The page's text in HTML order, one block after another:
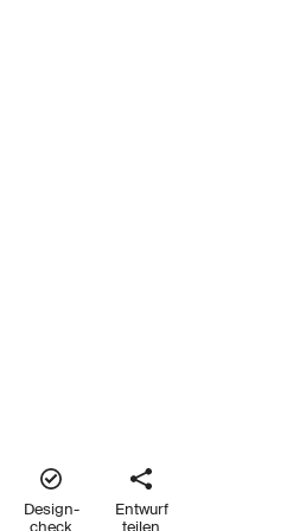
Design-
check
Entwurf
teilen